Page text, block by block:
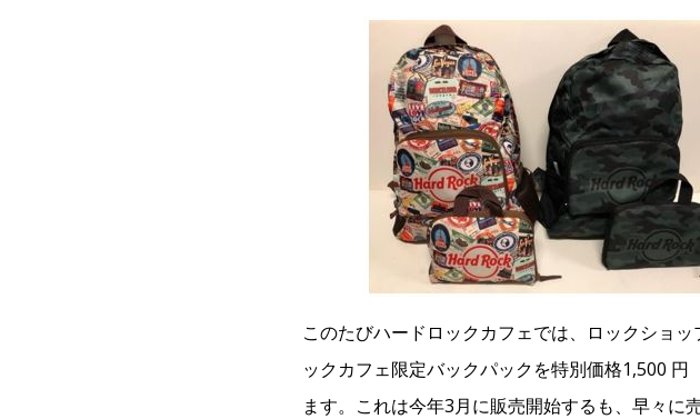
このたびハードロックカフェでは、ロックショ
ックカフェ限定バックパックを特別価格1,500
ます。これは今年3月に販売開始するも、早々に